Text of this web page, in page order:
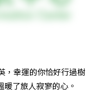
，幸運的你恰好行過樹
了旅人寂寥的心。